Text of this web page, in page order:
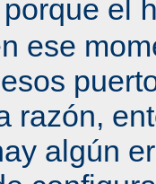
el
ese
razón,
algún